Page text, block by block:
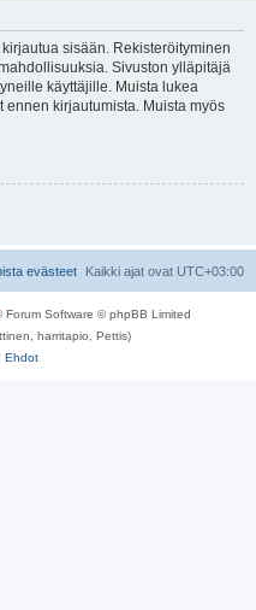
sisään. Rekisteröityminen
Sivuston ylläpitäjä
käyttäjille. Muista lukea
ennen kirjautumista. Muista myös
Kaikki ajat ovat UTC+03:00
evästeet
Forum Software © phpBB Limited
harritapio, Pettis)
Ehdot